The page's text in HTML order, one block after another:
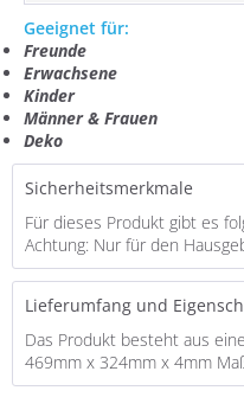
Geeignet für:
Freunde
Erwachsene
Kinder
Männer & Frauen
Deko
Sicherheitsmerkmale
Für dieses Produkt gibt es
Achtung: Nur für den
Lieferumfang und
Das Produkt besteht aus
469mm x 324mm x 4mm